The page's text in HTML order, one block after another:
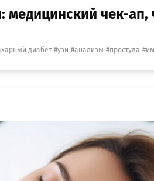
медицинский чек-ап,
диабет узи анализы простуда